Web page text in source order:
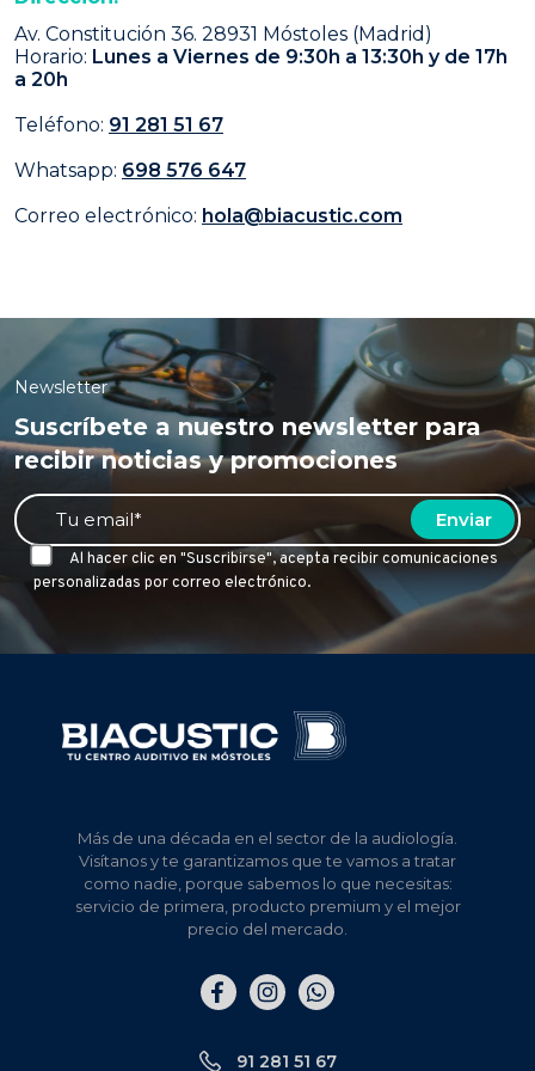
Av. Constitución 36. 28931 Móstoles (Madrid)
Horario: Lunes a Viernes de 9:30h a 13:30h y de 17h
a 20h
Teléfono: 91 281 51 67
Whatsapp: 698 576 647
Correo electrónico: hola@biacustic.com
Newsletter
Suscríbete a nuestro newsletter para
recibir noticias y promociones
Al hacer clic en "Suscribirse", acepta recibir comunicaciones
personalizadas por correo electrónico.
Más de una década en el sector de la audiología.
Visítanos y te garantizamos que te vamos a tratar
como nadie, porque sabemos lo que necesitas:
servicio de primera, producto premium y el mejor
precio del mercado.
Elemento
del
Elemento
del
Elemento
del
91 281 51 67